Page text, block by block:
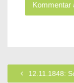
12.11.1848: